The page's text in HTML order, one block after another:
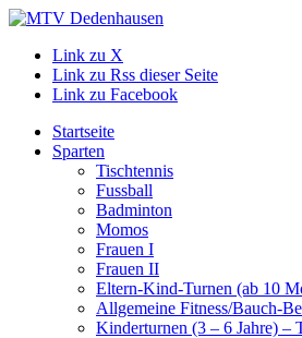
Link zu X
Link zu Rss dieser Seite
Link zu Facebook
Startseite
Sparten
Tischtennis
Fussball
Badminton
Momos
Frauen I
Frauen II
Eltern-Kind-Turnen (ab 10
Allgemeine Fitness/Bauch-
Kinderturnen (3 – 6 Jahre) –